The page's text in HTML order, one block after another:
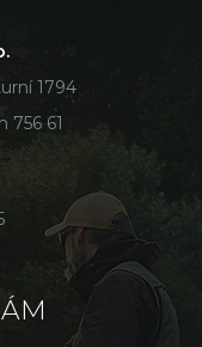
1794
756 61